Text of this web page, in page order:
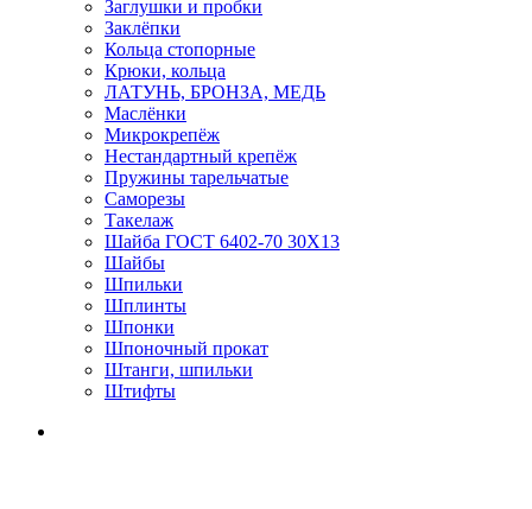
Заглушки и пробки
Заклёпки
Кольца стопорные
Крюки, кольца
ЛАТУНЬ, БРОНЗА, МЕДЬ
Маслёнки
Микрокрепёж
Нестандартный крепёж
Пружины тарельчатые
Саморезы
Такелаж
Шайба ГОСТ 6402-70 30Х13
Шайбы
Шпильки
Шплинты
Шпонки
Шпоночный прокат
Штанги, шпильки
Штифты